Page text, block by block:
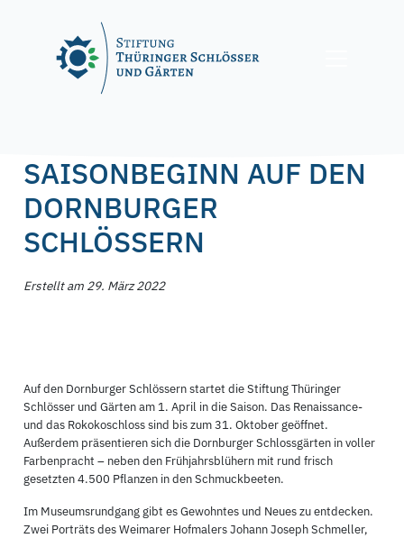
SAISONBEGINN AUF DEN
DORNBURGER
SCHLÖSSERN
Erstellt am 29. März 2022
Auf den Dornburger Schlössern startet die Stiftung Thüringer
Schlösser und Gärten am 1. April in die Saison. Das Renaissance-
und das Rokokoschloss sind bis zum 31. Oktober geöffnet.
Außerdem präsentieren sich die Dornburger Schlossgärten in voller
Farbenpracht – neben den Frühjahrsblühern mit rund frisch
gesetzten 4.500 Pflanzen in den Schmuckbeeten.
Im Museumsrundgang gibt es Gewohntes und Neues zu entdecken.
Zwei Porträts des Weimarer Hofmalers Johann Joseph Schmeller,